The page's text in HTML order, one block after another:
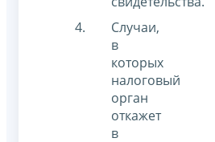
Случаи,
в
которых
налоговый
орган
откажет
в